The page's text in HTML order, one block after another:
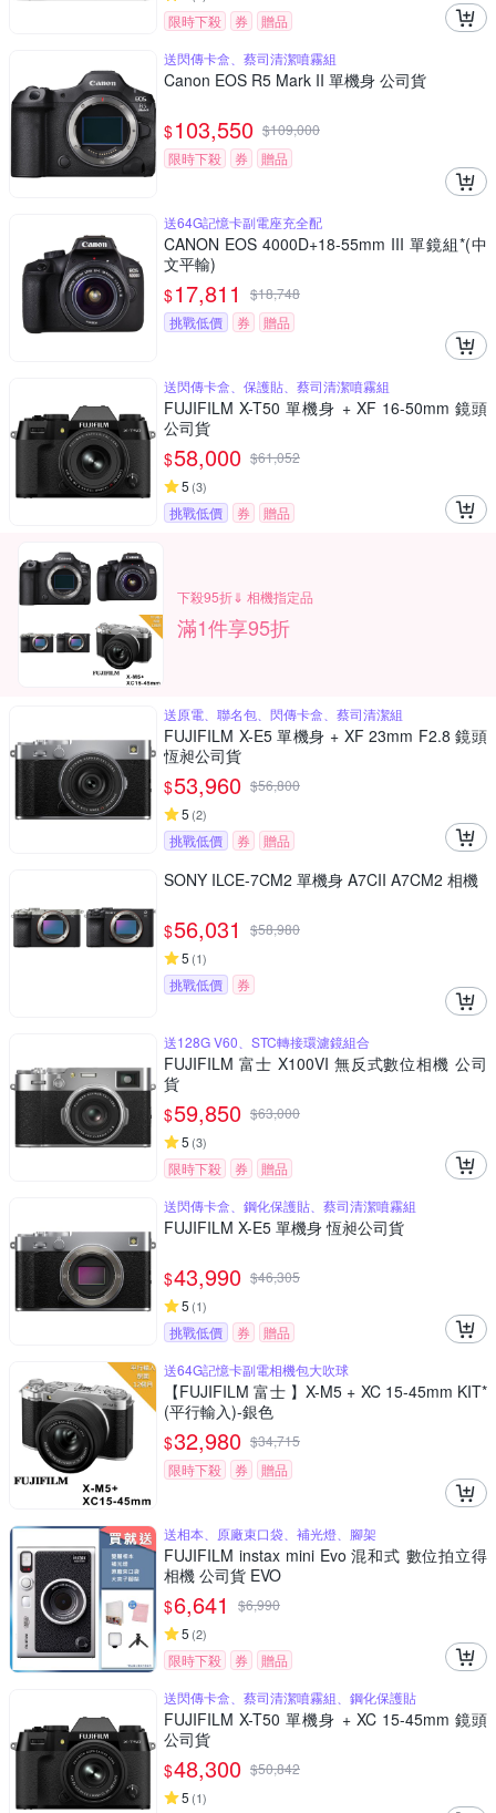
限時下殺 券
贈品
送閃傳卡盒、蔡司清潔噴霧組
Canon EOS R5 Mark II 單機身 公司貨
$103,550 $109,000
限時下殺
券 贈品
送64G記憶卡副電座充全配
CANON EOS 4000D+18-55mm III 單鏡組*(中
文平輸)
$17,811 $18,748
挑戰低價
券 贈品
送閃傳卡盒、保護貼、蔡司清潔噴霧組
FUJIFILM X-T50 單機身 + XF 16-50mm 鏡頭
公司貨
$58,000 $61,052
5 (3)
挑戰低價 券 贈品
下殺95折⇓ 相機指定品
滿1件享95折
送原電、聯名包、閃傳卡盒、蔡司清潔組
FUJIFILM X-E5 單機身 + XF 23mm F2.8 鏡頭
恆昶公司貨
$53,960 $56,800
5 (2)
挑戰低價 券 贈品
SONY ILCE-7CM2 單機身 A7CII A7CM2 相機
$56,031 $58,980
5 (1)
挑戰低價 券
送128G V60、STC轉接環濾鏡組合
FUJIFILM 富士 X100VI 無反式數位相機 公司
貨
$59,850 $63,000
5 (3)
限時下殺 券
贈品
送閃傳卡盒、鋼化保護貼、蔡司清潔噴霧組
FUJIFILM X-E5 單機身 恆昶公司貨
$43,990 $46,305
5 (1)
挑戰低價 券
贈品
送64G記憶卡副電相機包大吹球
【FUJIFILM 富士 】X-M5 + XC 15-45mm KIT*
(平行輸入)-銀色
$32,980 $34,715
限時下殺
券 贈品
送相本、原廠束口袋、補光燈、腳架
FUJIFILM instax mini Evo 混和式 數位拍立得
相機 公司貨 EVO
$6,641 $6,990
5 (2)
限時下殺 券
贈品
送閃傳卡盒、蔡司清潔噴霧組、鋼化保護貼
FUJIFILM X-T50 單機身 + XC 15-45mm 鏡頭
公司貨
$48,300 $50,842
5 (1)